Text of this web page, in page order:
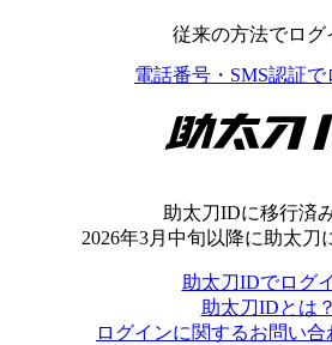
従来の方法でログ
電話番号・SMS認証で
助太刀ID
助太刀IDに移行済
2026年3月中旬以降に助太刀
助太刀IDでログ
助太刀IDとは？
ログインに関するお問い合